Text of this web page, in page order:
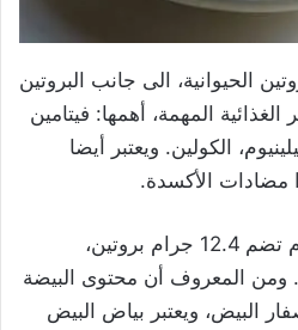
الحيوانية، الى جانب البروتين
المهمة، أهمها: فيتامين
الكولين. ويعتبر أيضا
مضادات الأكسدة.
بيضة كاملة وزنها 100 جرام تضم 12.4 جرام بروتين،
حرارية. ومن المعروف أن محتوى البيضة
البيض، ويعتبر بياض البيض